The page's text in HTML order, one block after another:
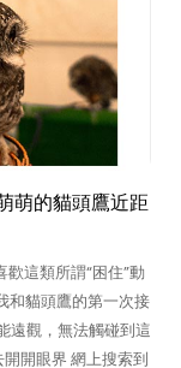
萌的貓頭鷹近距
這類所謂“困住”動
和貓頭鷹的第一次接
遠觀，無法觸碰到這
開眼界 網上搜索到